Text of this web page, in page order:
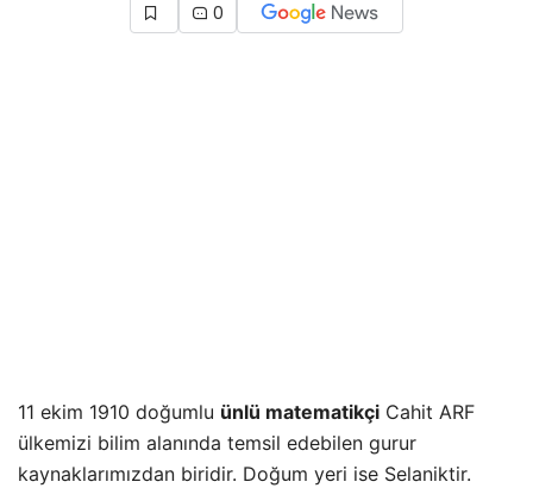
0
11 ekim 1910 doğumlu ünlü matematikçi Cahit ARF
ülkemizi bilim alanında temsil edebilen gurur
kaynaklarımızdan biridir. Doğum yeri ise Selaniktir.